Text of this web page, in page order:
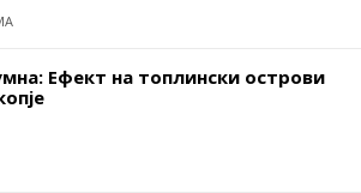
Ефект на топлински острови